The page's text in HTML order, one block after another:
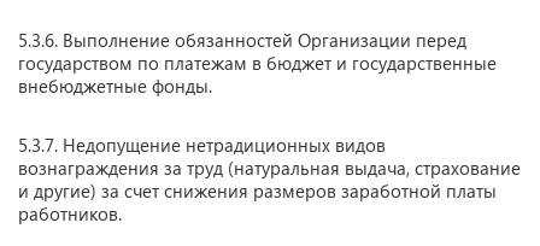
5.3.6. Выполнение обязанностей Организации перед
государством по платежам в бюджет и государственные
внебюджетные фонды.
5.3.7. Недопущение нетрадиционных видов
вознаграждения за труд (натуральная выдача, страхование
и другие) за счет снижения размеров заработной платы
работников.